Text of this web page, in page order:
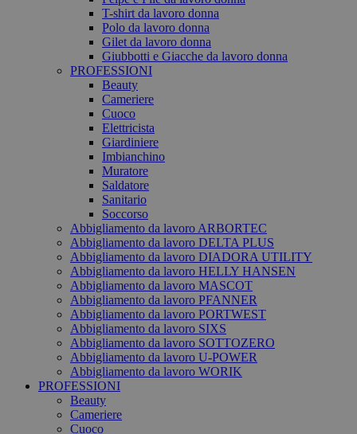
T-shirt da lavoro donna
Polo da lavoro donna
Gilet da lavoro donna
Giubbotti e Giacche da lavoro donna
PROFESSIONI
Beauty
Cameriere
Cuoco
Elettricista
Giardiniere
Imbianchino
Muratore
Saldatore
Sanitario
Soccorso
Abbigliamento da lavoro ARBORTEC
Abbigliamento da lavoro DELTA PLUS
Abbigliamento da lavoro DIADORA UTILITY
Abbigliamento da lavoro HELLY HANSEN
Abbigliamento da lavoro MASCOT
Abbigliamento da lavoro PFANNER
Abbigliamento da lavoro PORTWEST
Abbigliamento da lavoro SIXS
Abbigliamento da lavoro SOTTOZERO
Abbigliamento da lavoro U-POWER
Abbigliamento da lavoro WORIK
PROFESSIONI
Beauty
Cameriere
Cuoco